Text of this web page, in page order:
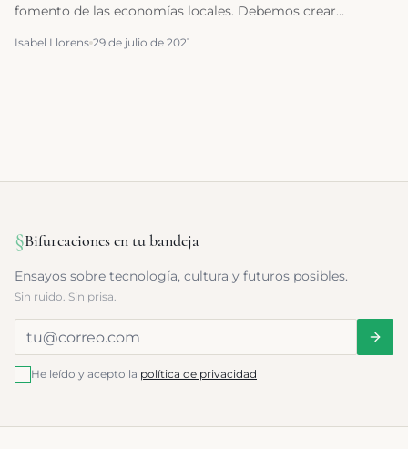
fomento de las economías locales. Debemos crear
apasionada por el territorio, sus gentes y su cultura.
Isabel Llorens 29 de julio de 2021
§Bifurcaciones en tu bandeja
Ensayos sobre tecnología, cultura y futuros posibles.
Sin ruido. Sin prisa.
He leído y acepto la política de privacidad